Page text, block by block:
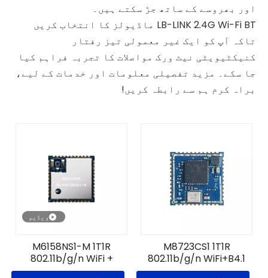
اور بھروسے کے ساتھ جڑ سکتے ہیں۔
LB-LINK 2.4G Wi-Fi BT ماڈیولز کا انتخاب کریں
تاکہ آپ کو ایک غیر معمولی تیز رفتار
کنیکٹیویٹی نیٹ ورک مواصلات کا تجربہ فراہم کیا
جا سکے۔ مزید تفصیلی معلومات اور خدمات کے لیے،
براہ کرم ہم سے رابطہ کریں!
M8723CS1 1T1R
802.11b/g/n WiFi+B4.1
ماڈیول
ویڈیو
M6158NS1-M 1T1R
802.11b/g/n WiFi +
BT5.0-مطابق ماڈیول